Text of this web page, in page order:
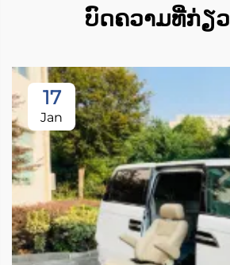
ບົດຄວາມທີ່ກ່ຽ
17
Jan